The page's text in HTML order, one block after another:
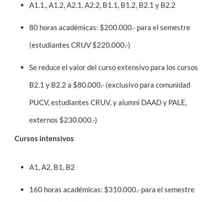
A1.1., A1.2, A2.1, A2.2, B1.1, B1.2, B2.1 y B2.2
80 horas académicas: $200.000.- para el semestre
(estudiantes CRUV $220.000.-)
Se reduce el valor del curso extensivo para los cursos
B2.1 y B2.2 a $80.000.- (exclusivo para comunidad
PUCV, estudiantes CRUV, y alumni DAAD y PALE,
externos $230.000.-)
Cursos intensivos
A1, A2, B1, B2
160 horas académicas: $310.000.- para el semestre